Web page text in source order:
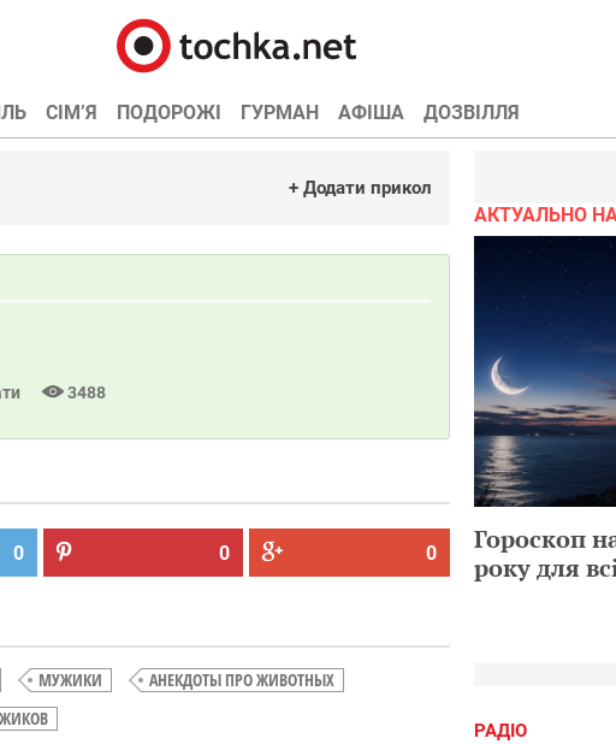
СІМ’Я ПОДОРОЖІ ГУРМАН АФІША ДОЗВІЛЛЯ
+ Додати прикол
3488
0 0 0
МУЖИКИ
АНЕКДОТЫ ПРО ЖИВОТНЫХ
АКТУАЛЬНО
Гороскоп
року для
РАДІО